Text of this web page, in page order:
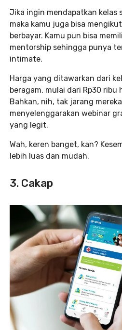
Jika ingin mendapatkan kelas
maka kamu juga bisa
berbayar. Kamu pun bisa
mentorship sehingga punya
intimate.
Harga yang ditawarkan dari
beragam, mulai dari Rp30
Bahkan, nih, tak jarang
menyelenggarakan webinar
yang legit.
Wah, keren banget, kan?
lebih luas dan mudah.
3. Cakap